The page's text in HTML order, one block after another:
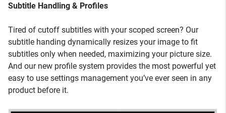
Subtitle Handling & Profiles
Tired of cutoff subtitles with your scoped screen? Our
subtitle handing dynamically resizes your image to fit
subtitles only when needed, maximizing your picture size.
And our new profile system provides the most powerful yet
easy to use settings management you’ve ever seen in any
product before it.